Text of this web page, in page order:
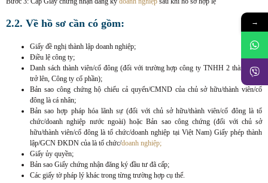
2.2. Về hồ sơ cần có gồm:
Giấy đề nghị thành lập doanh nghiệp;
Điều lệ công ty;
Danh sách thành viên/cổ đông (đối với trường hợp công ty TNHH 2 thành viên
trở lên, Công ty cổ phần);
Bản sao công chứng hộ chiếu cả quyển/CMND của chủ sở hữu/thành viên/cổ
đông là cá nhân;
Bản sao hợp pháp hóa lãnh sự (đối với chủ sở hữu/thành viên/cổ đông là tổ
chức/doanh nghiệp nước ngoài) hoặc Bản sao công chứng (đối với chủ sở
hữu/thành viên/cổ đông là tổ chức/doanh nghiệp tại Việt Nam) Giấy phép thành
lập/GCN ĐKDN của là tổ chức/doanh nghiệp;
Giấy ủy quyền;
Bản sao Giấy chứng nhận đăng ký đầu tư đã cấp;
Các giấy tờ pháp lý khác trong từng trường hợp cụ thể.
→